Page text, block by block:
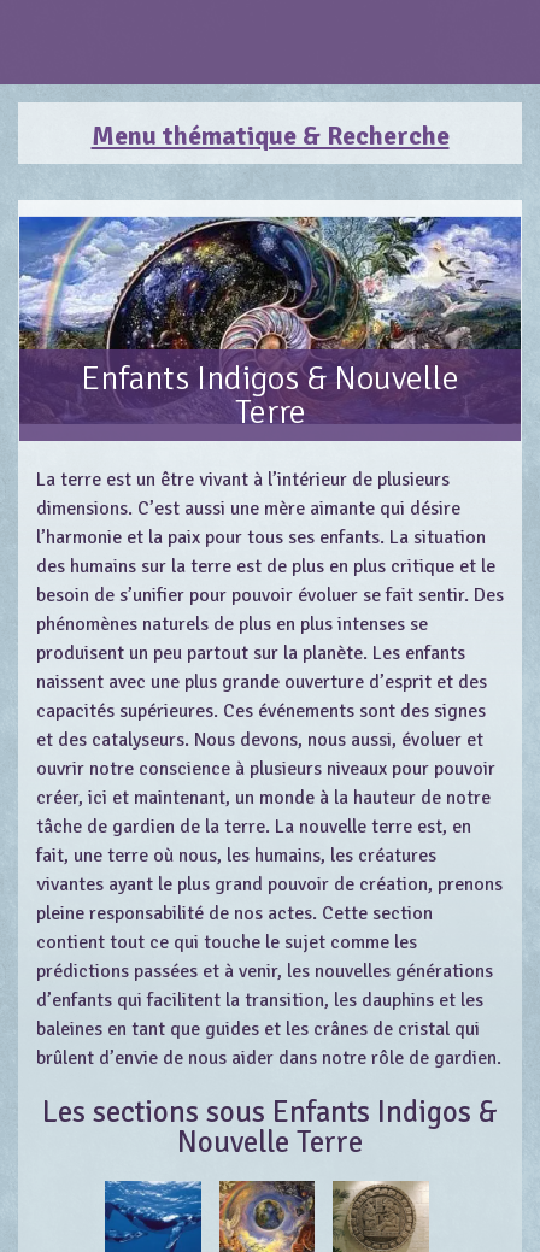
Menu thématique & Recherche
Enfants Indigos & Nouvelle
Terre
La terre est un être vivant à l’intérieur de plusieurs
dimensions. C’est aussi une mère aimante qui désire
l’harmonie et la paix pour tous ses enfants. La situation
des humains sur la terre est de plus en plus critique et le
besoin de s’unifier pour pouvoir évoluer se fait sentir. Des
phénomènes naturels de plus en plus intenses se
produisent un peu partout sur la planète. Les enfants
naissent avec une plus grande ouverture d’esprit et des
capacités supérieures. Ces événements sont des signes
et des catalyseurs. Nous devons, nous aussi, évoluer et
ouvrir notre conscience à plusieurs niveaux pour pouvoir
créer, ici et maintenant, un monde à la hauteur de notre
tâche de gardien de la terre. La nouvelle terre est, en
fait, une terre où nous, les humains, les créatures
vivantes ayant le plus grand pouvoir de création, prenons
pleine responsabilité de nos actes. Cette section
contient tout ce qui touche le sujet comme les
prédictions passées et à venir, les nouvelles générations
d’enfants qui facilitent la transition, les dauphins et les
baleines en tant que guides et les crânes de cristal qui
brûlent d’envie de nous aider dans notre rôle de gardien.
Les sections sous Enfants Indigos &
Nouvelle Terre